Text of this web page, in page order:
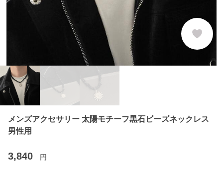
メンズアクセサリー 太陽モチーフ黒石ビーズネックレス
男性用
3,840 円